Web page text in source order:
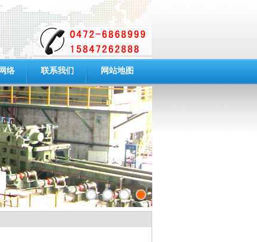
络 联系我们 网站地图